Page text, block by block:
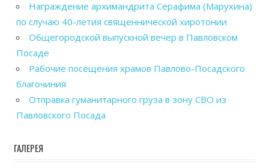
Награждение архимандрита Серафима (Марухина)
по случаю 40-летия священнической хиротонии
Общегородской выпускной вечер в Павловском
Посаде
Рабочие посещения храмов Павлово-Посадского
благочиния
Отправка гуманитарного груза в зону СВО из
Павловского Посада
ГАЛЕРЕЯ